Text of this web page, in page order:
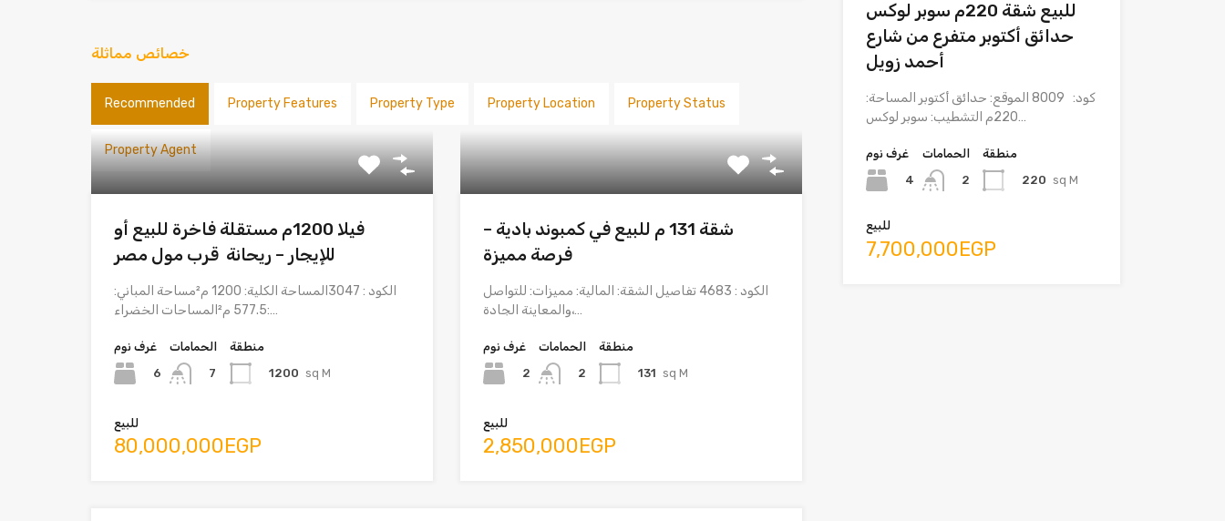
خصائص مماثلة
Recommended Property Features Property Type Property Location Property Status
Property Agent
فيلا 1200م مستقلة فاخرة للبيع أو
للإيجار – ريحانة قرب مول مصر
الكود : 3047المساحة الكلية: 1200 م²مساحة المباني:
577.5 م²المساحات الخضراء:…
غرف نوم
6
الحمامات
7
منطقة
1200 sq M
للبيع
80,000,000EGP
شقة 131 م للبيع في كمبوند بادية –
فرصة مميزة
الكود : 4683 تفاصيل الشقة: المالية: مميزات: للتواصل
والمعاينة الجادة،…
غرف نوم
2
الحمامات
2
منطقة
131 sq M
للبيع
2,850,000EGP
للبيع شقة 220م سوبر لوكس
حدائق أكتوبر متفرع من شارع
أحمد زويل
كود: 8009 الموقع: حدائق أكتوبر المساحة:
220م التشطيب: سوبر لوكس…
غرف نوم
4
الحمامات
2
منطقة
220 sq M
للبيع
7,700,000EGP